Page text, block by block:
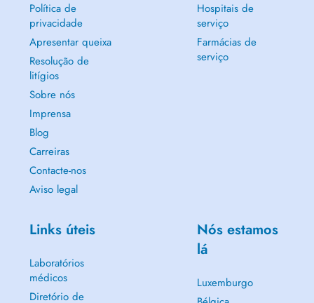
Política de
privacidade
Apresentar queixa
Resolução de
litígios
Sobre nós
Imprensa
Blog
Carreiras
Contacte-nos
Aviso legal
Hospitais de
serviço
Farmácias de
serviço
Links úteis
Laboratórios
médicos
Diretório de
Nós estamos
lá
Luxemburgo